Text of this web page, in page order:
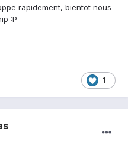
rapidement, bientot nous
:P
1